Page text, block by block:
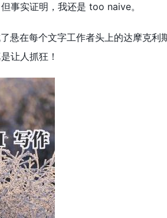
事实证明，我还是 too naive。
悬在每个文字工作者头上的达摩克利
让人抓狂！